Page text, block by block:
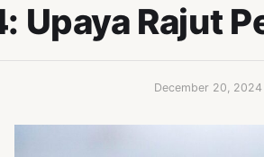
Upaya Rajut
December 20, 2024